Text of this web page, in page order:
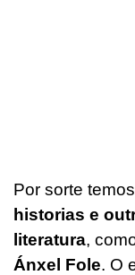
Por sorte
historias e
literatura,
Ánxel Fole. O